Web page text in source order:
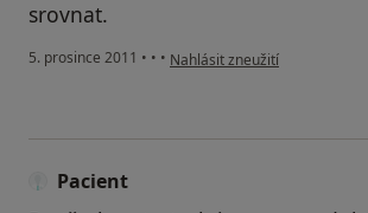
srovnat.
5. prosince 2011 • • • podle názoru uživatele Pacient
Nahlásit zneužití
Pacient